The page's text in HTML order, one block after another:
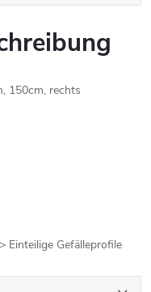
150cm, rechts
Einteilige Gefälleprofile